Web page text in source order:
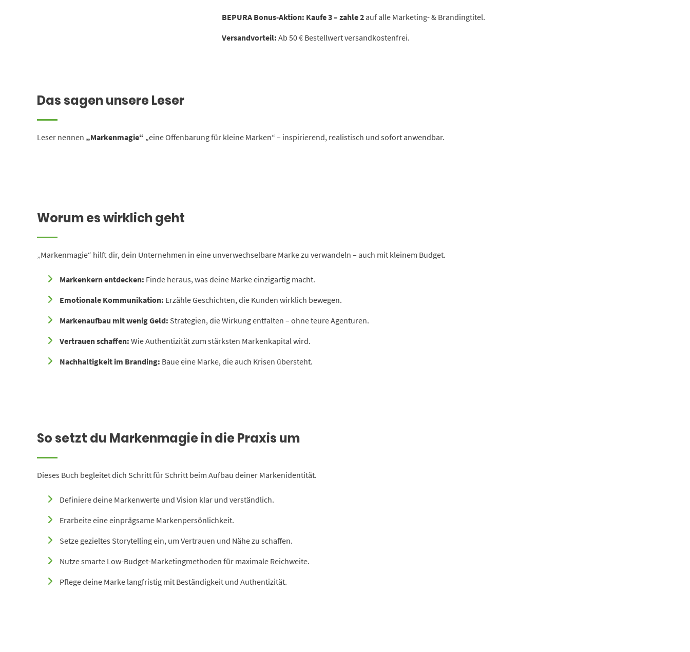
BEPURA Bonus-Aktion: Kaufe 3 – zahle 2auf alle Marketing- & Brandingtitel.
Versandvorteil: Ab 50 € Bestellwert versandkostenfrei.
Das sagen unsere Leser
Leser nennen „Markenmagie“ „eine Offenbarung für kleine Marken“ – inspirierend, realistisch und sofort anwendbar.
Worum es wirklich geht
„Markenmagie“ hilft dir, dein Unternehmen in eine unverwechselbare Marke zu verwandeln – auch mit kleinem Budget.
Markenkern entdecken: Finde heraus, was deine Marke einzigartig macht.
Emotionale Kommunikation: Erzähle Geschichten, die Kunden wirklich bewegen.
Markenaufbau mit wenig Geld: Strategien, die Wirkung entfalten – ohne teure Agenturen.
Vertrauen schaffen: Wie Authentizität zum stärksten Markenkapital wird.
Nachhaltigkeit im Branding: Baue eine Marke, die auch Krisen übersteht.
So setzt du Markenmagie in die Praxis um
Dieses Buch begleitet dich Schritt für Schritt beim Aufbau deiner Markenidentität.
Definiere deine Markenwerte und Vision klar und verständlich.
Erarbeite eine einprägsame Markenpersönlichkeit.
Setze gezieltes Storytelling ein, um Vertrauen und Nähe zu schaffen.
Nutze smarte Low-Budget-Marketingmethoden für maximale Reichweite.
Pflege deine Marke langfristig mit Beständigkeit und Authentizität.